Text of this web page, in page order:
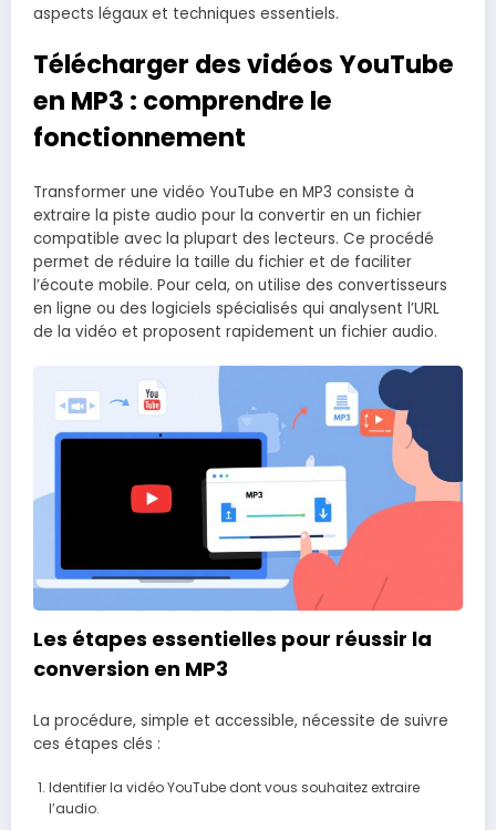
aspects légaux et techniques essentiels.
Télécharger des vidéos YouTube
en MP3 : comprendre le
fonctionnement
Transformer une vidéo YouTube en MP3 consiste à
extraire la piste audio pour la convertir en un fichier
compatible avec la plupart des lecteurs. Ce procédé
permet de réduire la taille du fichier et de faciliter
l’écoute mobile. Pour cela, on utilise des convertisseurs
en ligne ou des logiciels spécialisés qui analysent l’URL
de la vidéo et proposent rapidement un fichier audio.
Les étapes essentielles pour réussir la
conversion en MP3
La procédure, simple et accessible, nécessite de suivre
ces étapes clés :
Identifier la vidéo YouTube dont vous souhaitez extraire
l’audio.